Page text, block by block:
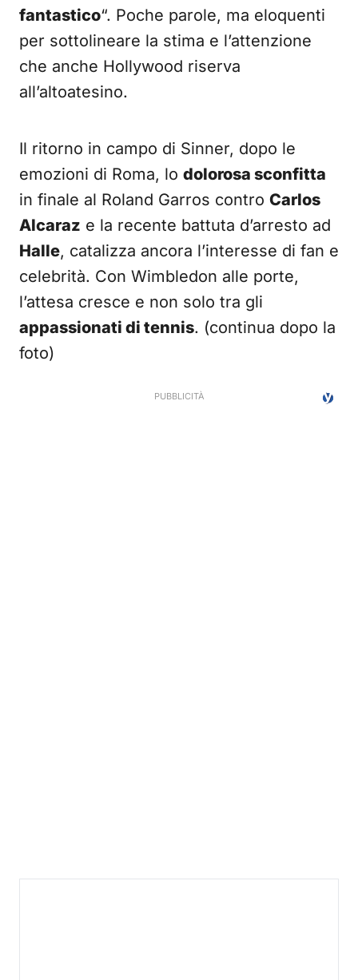
fantastico“. Poche parole, ma eloquenti
per sottolineare la stima e l’attenzione
che anche Hollywood riserva
all’altoatesino.
Il ritorno in campo di Sinner, dopo le
emozioni di Roma, lo dolorosa sconfitta
in finale al Roland Garros contro Carlos
Alcaraz e la recente battuta d’arresto ad
Halle, catalizza ancora l’interesse di fan e
celebrità. Con Wimbledon alle porte,
l’attesa cresce e non solo tra gli
appassionati di tennis. (continua dopo la
foto)